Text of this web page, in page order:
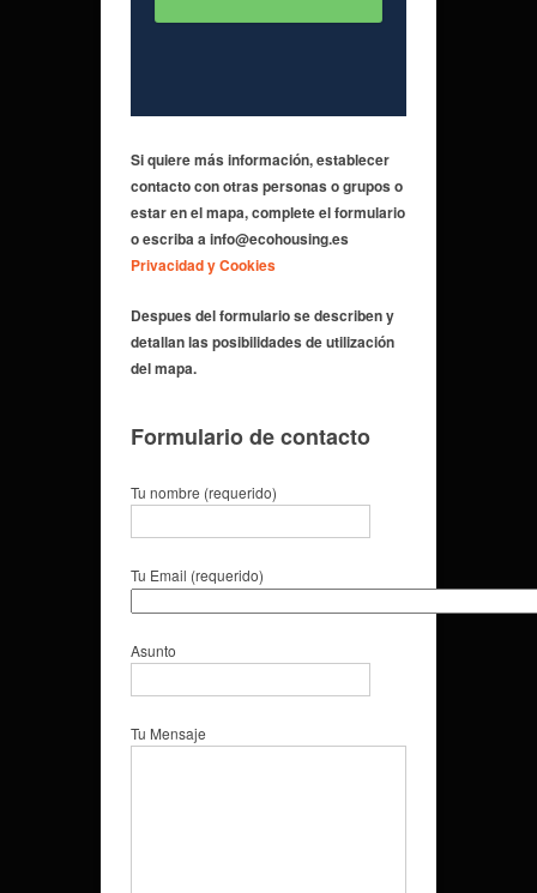
Si quiere más información,establecer
contacto con otras personas o grupos o
estar en el mapa, complete el formulario
o escriba a info@ecohousing.es
Privacidad y Cookies
Despues del formulario se describen y
detallan las posibilidades de utilización
del mapa.
Formulario de contacto
Tu nombre (requerido)
Tu Email (requerido)
Asunto
Tu Mensaje